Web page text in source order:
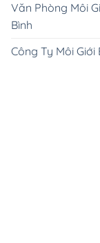
Văn Phòng Môi
Bình
Công Ty Môi Giới